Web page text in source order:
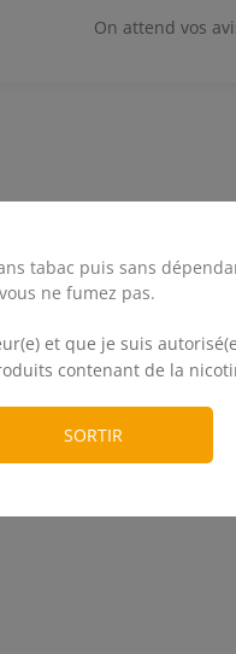
tabac puis sans
ne fumez pas.
et que je suis
contenant de la
SORTIR
On attend vos